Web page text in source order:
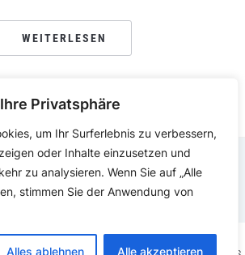
Privatsphäre
um Ihr Surferlebnis zu verbessern,
oder Inhalte einzusetzen und
zu analysieren. Wenn Sie auf „Alle
stimmen Sie der Anwendung von
Alles ablehnen Alle akzeptieren
WEITERLESEN
IMPRESSUM